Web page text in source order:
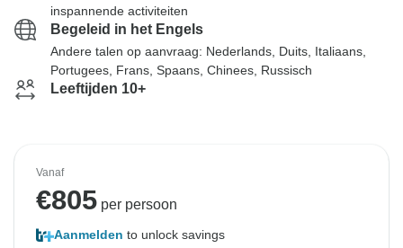
inspannende activiteiten
Begeleid in het Engels
Andere talen op aanvraag: Nederlands, Duits, Italiaans,
Portugees, Frans, Spaans, Chinees, Russisch
Leeftijden 10+
Vanaf
€805 per persoon
Aanmelden to unlock savings